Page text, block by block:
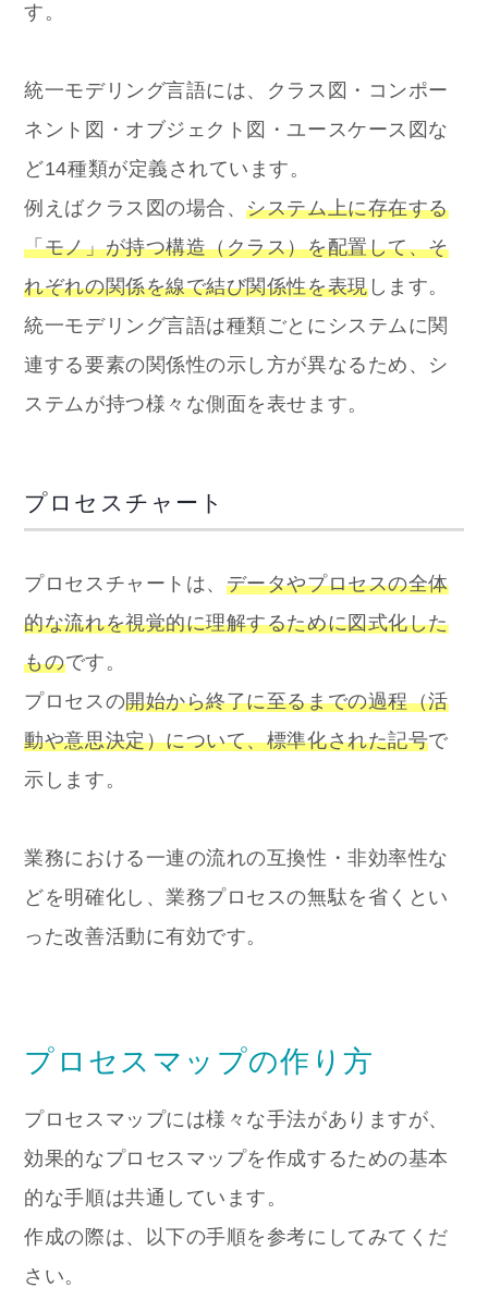
す。
統一モデリング言語には、クラス図・コンポー
ネント図・オブジェクト図・ユースケース図な
ど14種類が定義されています。
例えばクラス図の場合、システム上に存在する
「モノ」が持つ構造（クラス）を配置して、そ
れぞれの関係を線で結び関係性を表現します。
統一モデリング言語は種類ごとにシステムに関
連する要素の関係性の示し方が異なるため、シ
ステムが持つ様々な側面を表せます。
プロセスチャート
プロセスチャートは、 データやプロセスの全体
的な流れを視覚的に理解するために図式化した
ものです。
プロセスの開始から終了に至るまでの過程（活
動や意思決定）について、標準化された記号で
示します。
業務における一連の流れの互換性・非効率性な
どを明確化し、業務プロセスの無駄を省くとい
った改善活動に有効です。
プロセスマップの作り方
プロセスマップには様々な手法がありますが、
効果的なプロセスマップを作成するための基本
的な手順は共通しています。
作成の際は、以下の手順を参考にしてみてくだ
さい。